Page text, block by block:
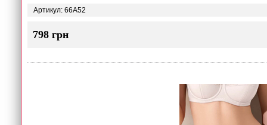
Артикул: 66A52
798 грн